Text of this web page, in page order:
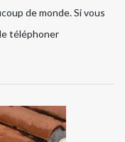
de monde. Si vous
téléphoner